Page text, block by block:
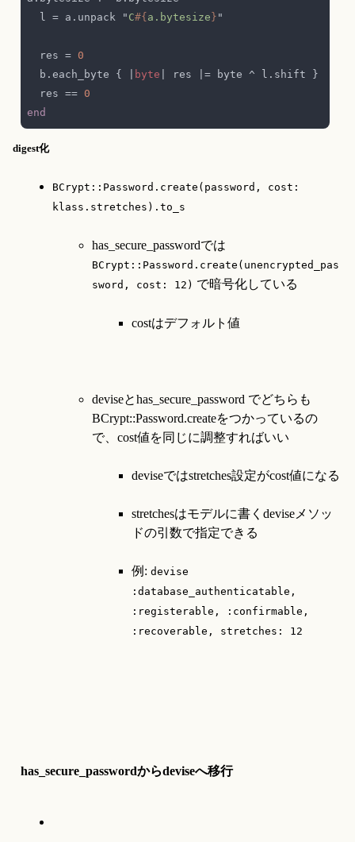
  l = a.unpack "
C#{ a.bytesize }
  res =
  b.each_byte { |
byte
  res ==
digest化
BCrypt::Password.create(password, cost:
klass.stretches).to_s
BCrypt::Password.create(unencrypted_pas
sword, cost: 12)
costはデフォルト値
deviseとhas_secure_password でどちらも
BCrypt::Password.createをつかっているの
deviseではstretches設定がcost値になる
stretchesはモデルに書くdeviseメソッ
ドの引数で指定できる
例: devise
:database_authenticatable,
:registerable, :confirmable,
:recoverable, stretches: 12
has_secure_passwordからdeviseへ移行